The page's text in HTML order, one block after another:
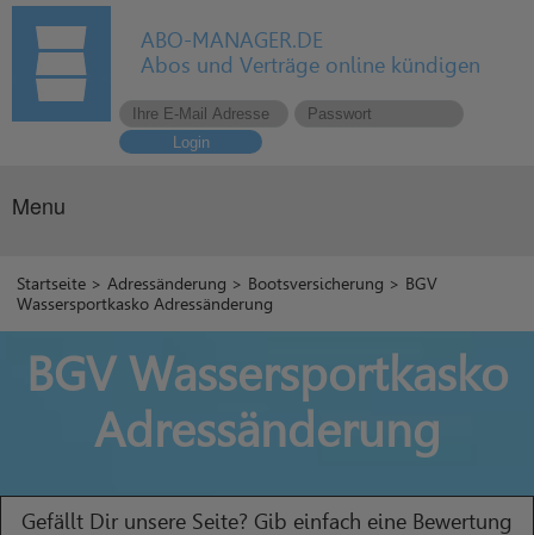
ABO-MANAGER.DE
Abos und Verträge online kündigen
Login
Menu
Startseite >Adressänderung > Bootsversicherung > BGV
Wassersportkasko Adressänderung
BGV Wassersportkasko
Adressänderung
Gefällt Dir unsere Seite? Gib einfach eine Bewertung